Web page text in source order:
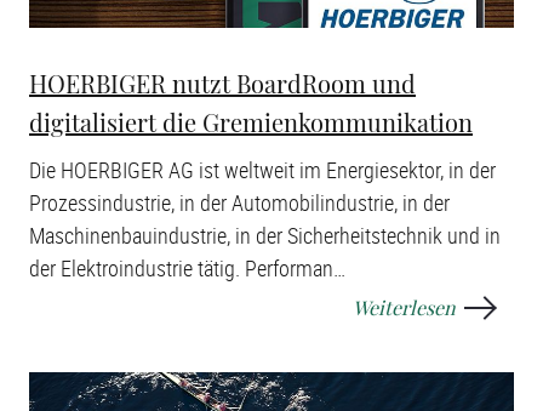
HOERBIGER nutzt BoardRoom und
digitalisiert die Gremienkommunikation
Die HOERBIGER AG ist weltweit im Energiesektor, in der
Prozessindustrie, in der Automobilindustrie, in der
Maschinenbauindustrie, in der Sicherheitstechnik und in
der Elektroindustrie tätig. Performan…
Weiterlesen